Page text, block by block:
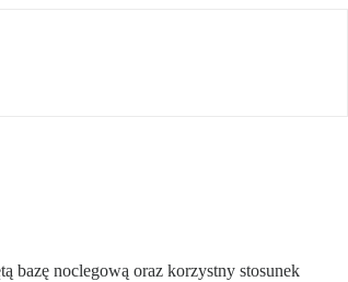
bazę noclegową oraz korzystny stosunek